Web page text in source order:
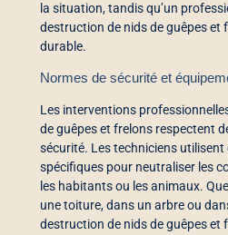
la situation, tandis qu’un
destruction de nids de guêpes et
durable.
Normes de sécurité et
Les interventions
de guêpes et frelons respectent
sécurité. Les techniciens utilisent
spécifiques pour neutraliser les
les habitants ou les animaux.
une toiture, dans un arbre ou
destruction de nids de guêpes et